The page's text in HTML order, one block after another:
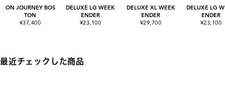
ON JOURNEY BOS
TON
¥37,400
DELUXE LG WEEK
ENDER
¥23,100
DELUXE XL WEEK
ENDER
¥29,700
DELUXE LG
ENDER
¥23,100
最近チェックした商品